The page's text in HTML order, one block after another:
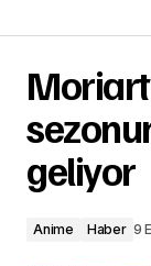
geliyor
Anime Haber 9